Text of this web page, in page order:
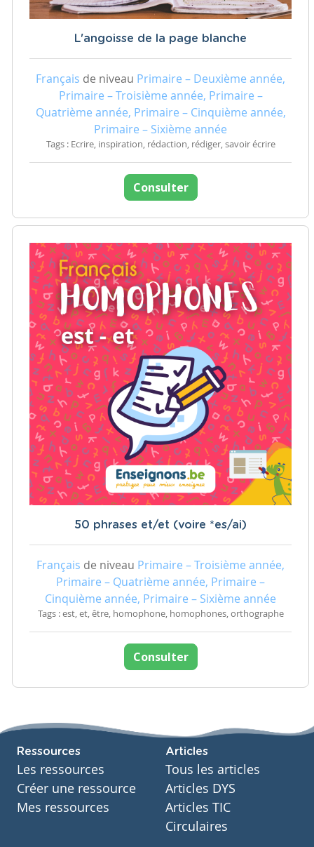
L'angoisse de la page blanche
Français de niveau Primaire – Deuxième année,
Primaire – Troisième année, Primaire –
Quatrième année, Primaire – Cinquième année,
Primaire – Sixième année
Tags : Ecrire, inspiration, rédaction, rédiger, savoir écrire
Consulter
50 phrases et/et (voire *es/ai)
Français de niveau Primaire – Troisième année,
Primaire – Quatrième année, Primaire –
Cinquième année, Primaire – Sixième année
Tags : est, et, être, homophone, homophones, orthographe
Consulter
Ressources
Les ressources
Créer une ressource
Mes ressources
Articles
Tous les articles
Articles DYS
Articles TIC
Circulaires